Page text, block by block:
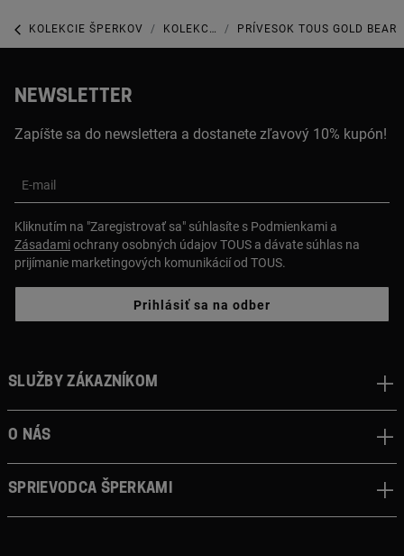
KOLEKCIE ŠPERKOV KOLEKCIA SWEET DOLLS PRÍVESOK TOUS GOLD BEAR
NEWSLETTER
Zapíšte sa do newslettera a dostanete zľavový 10% kupón!
E-mail
Kliknutím na "Zaregistrovať sa" súhlasíte s Podmienkami a
Zásadamiochrany osobných údajov TOUS a dávate súhlas na
prijímanie marketingových komunikácií od TOUS.
Prihlásiť sa na odber
Služby zákazníkom
O nás
Sprievodca šperkami